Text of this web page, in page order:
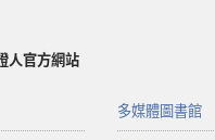
人官方網站
多媒體圖書館